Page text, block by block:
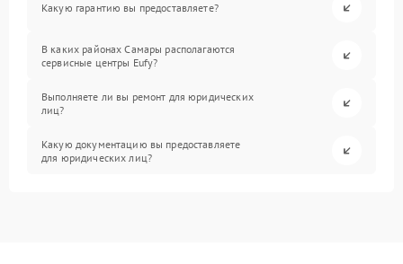
Какую гарантию вы предоставляете?
В каких районах Самары располагаются
сервисные центры Eufy?
Выполняете ли вы ремонт для юридических
лиц?
Какую документацию вы предоставляете
для юридических лиц?